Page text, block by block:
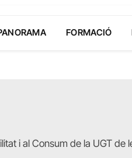
FORMACIÓ
i al Consum de la UGT de